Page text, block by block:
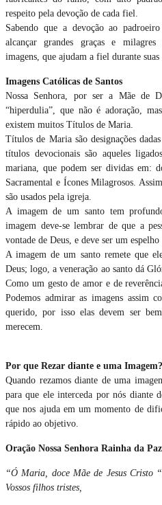
respeito pela devoção de cada fiel.
Sabendo que a devoção ao
alcançar grandes graças e
imagens, que ajudam a fiel durante suas
Imagens Católicas de Santos
Nossa Senhora, por ser a Mãe de
“hiperdulia”, que não é adoração,
existem muitos Títulos de Maria.
Títulos de Maria são designações
títulos devocionais são aqueles
mariana, que podem ser dividas em:
Sacramental e Ícones Milagrosos.
são usados pela igreja.
A imagem de um santo tem
imagem deve-se lembrar de que a
vontade de Deus, e deve ser um espelho
A imagem de um santo remete que
Deus; logo, a veneração ao santo dá
Como um gesto de amor e de
Podemos admirar as imagens assim
querido, por isso elas devem ser
merecem.
Por que Rezar diante e uma Imagem?
Quando rezamos diante de uma
para que ele interceda por nós diante
que nos ajuda em um momento de
rápido ao objetivo.
Oração Nossa Senhora Rainha da Paz
“Ó Maria, doce Mãe de Jesus Cristo
Vossos filhos tristes,